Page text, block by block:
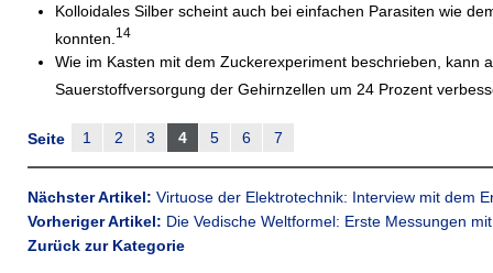
Kolloidales Silber scheint auch bei einfachen Parasiten wie
konnten. 14
Wie im Kasten mit dem Zuckerexperiment beschrieben, kann
Sauerstoffversorgung der Gehirnzellen um 24 Prozent
Seite 1 2 3 4 5 6 7
Nächster Artikel: Virtuose der Elektrotechnik: Interview mit dem
Vorheriger Artikel: Die Vedische Weltformel: Erste Messungen
Zurück zur Kategorie